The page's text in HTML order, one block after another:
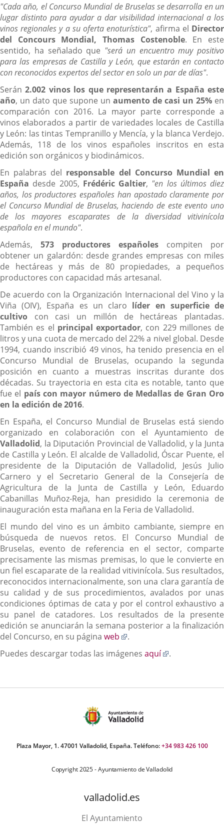
"Cada año, el Concurso Mundial de Bruselas se desarrolla en un
lugar distinto para ayudar a dar visibilidad internacional a los
vinos regionales y a su oferta enoturística", afirma el Director
del Concours Mondial, Thomas Costenoble. En este
sentido, ha señalado que "será un encuentro muy positivo
para las empresas de Castilla y León, que estarán en contacto
con reconocidos expertos del sector en solo un par de días".
Serán2.002 vinos los que representarán a España este
año, un dato que supone un aumento de casi un 25% en
comparación con 2016. La mayor parte corresponde a
vinos elaborados a partir de variedades locales de Castilla
y León: las tintas Tempranillo y Mencía, y la blanca Verdejo.
Además, 118 de los vinos españoles inscritos en esta
edición son orgánicos y biodinámicos.
En palabras del responsable del Concurso Mundial en
España desde 2005, Frédéric Galtier, "en los últimos diez
años, los productores españoles han apostado claramente por
el Concurso Mundial de Bruselas, haciendo de este evento uno
de los mayores escaparates de la diversidad vitivinícola
española en el mundo".
Además, 573 productores españoles compiten por
obtener un galardón: desde grandes empresas con miles
de hectáreas y más de 80 propiedades, a pequeños
productores con capacidad más artesanal.
De acuerdo con la Organización Internacional del Vino y la
Viña (OIV), España es un claro líder en superficie de
cultivo con casi un millón de hectáreas plantadas.
También es el principal exportador, con 229 millones de
litros y una cuota de mercado del 22% a nivel global. Desde
1994, cuando inscribió 49 vinos, ha tenido presencia en el
Concurso Mundial de Bruselas, ocupando la segunda
posición en cuanto a muestras inscritas durante dos
décadas. Su trayectoria en esta cita es notable, tanto que
fue el país con mayor número de Medallas de Gran Oro
en la edición de 2016.
En España, el Concurso Mundial de Bruselas está siendo
organizado en colaboración con el Ayuntamiento de
Valladolid, la Diputación Provincial de Valladolid, y la Junta
de Castilla y León. El alcalde de Valladolid, Óscar Puente, el
presidente de la Diputación de Valladolid, Jesús Julio
Carnero y el Secretario General de la Consejería de
Agricultura de la Junta de Castilla y León, Eduardo
Cabanillas Muñoz-Reja, han presidido la ceremonia de
inauguración esta mañana en la Feria de Valladolid.
El mundo del vino es un ámbito cambiante, siempre en
búsqueda de nuevos retos. El Concurso Mundial de
Bruselas, evento de referencia en el sector, comparte
precisamente las mismas premisas, lo que le convierte en
un fiel escaparate de la realidad vitivinícola. Sus resultados,
reconocidos internacionalmente, son una clara garantía de
su calidad y de sus procedimientos, avalados por unas
condiciones óptimas de cata y por el control exhaustivo a
su panel de catadores. Los resultados de la presente
edición se anunciarán la semana posterior a la finalización
del Concurso, en su página web
Enlace
una
.
Puedes descargar todas las imágenes aquí
Enlace
aplicación
.
Plaza Mayor, 1. 47001 Valladolid, España. Teléfono:+34 983 426 100
Copyright 2025 - Ayuntamiento de Valladolid
valladolid.es
El Ayuntamiento